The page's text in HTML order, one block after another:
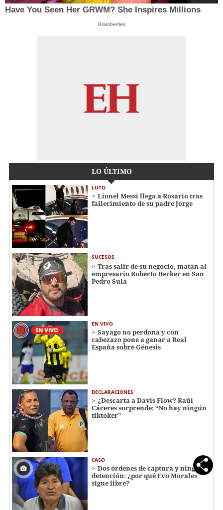
Have You Seen Her GRWM? She Inspires Millions
Brainberries
LO ÚLTIMO
LUTO
Lionel Messi llega a Rosario tras
fallecimiento de su padre Jorge
SUCESOS
Tras salir de su negocio, matan al
empresario Roberto Becker en San
Pedro Sula
EN VIVO
Sayago no perdona y con
cabezazo pone a ganar a Real
España sobre Génesis
DECLARACIONES
¿Descarta a Davis Flow? Raúl
Cáceres sorprende: “No hay ningún
tiktoker”
CASO
Dos órdenes de captura y ninguna
detención: ¿por qué Evo Morales
sigue libre?